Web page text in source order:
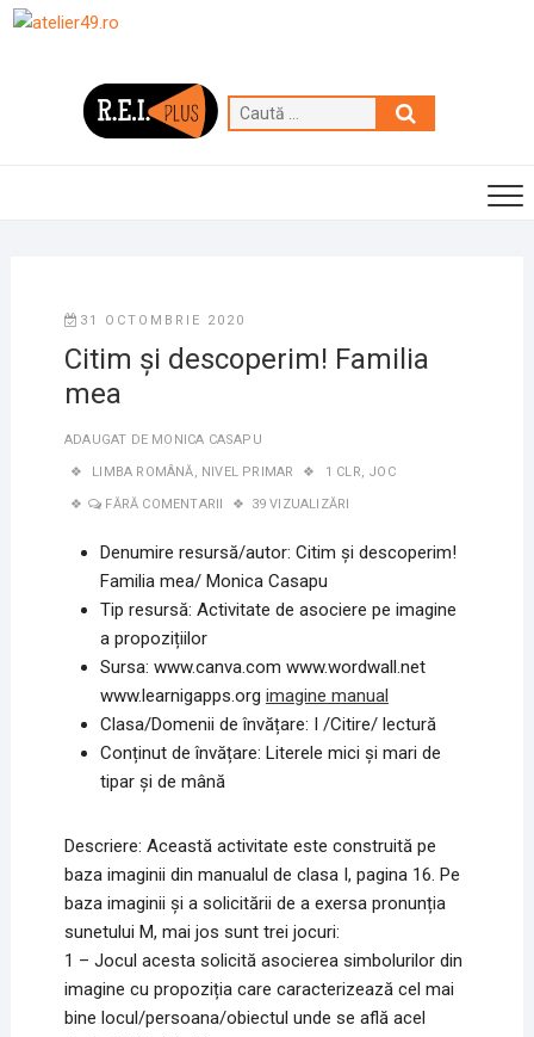
Skip
Caută
…
31 OCTOMBRIE 2020
Citim și descoperim! Familia
mea
ADAUGAT DE MONICA CASAPU
LIMBA ROMÂNĂ, NIVEL PRIMAR 1 CLR, JOC
FĂRĂ COMENTARII 39 VIZUALIZĂRI
Denumire resursă/autor: Citim și descoperim!
Familia mea/ Monica Casapu
Tip resursă: Activitate de asociere pe imagine
a propozițiilor
Sursa: www.canva.com www.wordwall.net
www.learnigapps.org imagine manual
Clasa/Domenii de învățare: I /Citire/ lectură
Conținut de învățare: Literele mici şi mari de
tipar şi de mână
Descriere: Această activitate este construită pe
baza imaginii din manualul de clasa I, pagina 16. Pe
baza imaginii și a solicitării de a exersa pronunția
sunetului M, mai jos sunt trei jocuri:
1 – Jocul acesta solicită asocierea simbolurilor din
imagine cu propoziția care caracterizează cel mai
bine locul/persoana/obiectul unde se află acel